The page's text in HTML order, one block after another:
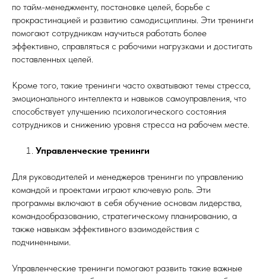
по тайм-менеджменту, постановке целей, борьбе с
прокрастинацией и развитию самодисциплины. Эти тренинги
помогают сотрудникам научиться работать более
эффективно, справляться с рабочими нагрузками и достигать
поставленных целей.
Кроме того, такие тренинги часто охватывают темы стресса,
эмоционального интеллекта и навыков самоуправления, что
способствует улучшению психологического состояния
сотрудников и снижению уровня стресса на рабочем месте.
Управленческие тренинги
Для руководителей и менеджеров тренинги по управлению
командой и проектами играют ключевую роль. Эти
программы включают в себя обучение основам лидерства,
командообразованию, стратегическому планированию, а
также навыкам эффективного взаимодействия с
подчиненными.
Управленческие тренинги помогают развить такие важные